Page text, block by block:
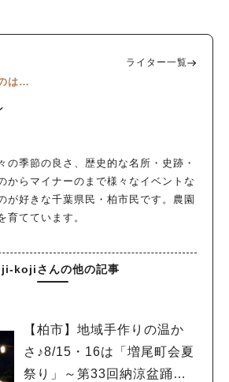
ライター一覧
は…
の季節の良さ、歴史的な名所・史跡・
からマイナーのまで様々なイベントな
が好きな千葉県民・柏市民です。農園
育てています。
kojiさんの他の記事
【柏市】地域手作りの温か
さ♪8/15・16は「増尾町会夏
祭り」～第33回納涼盆踊り